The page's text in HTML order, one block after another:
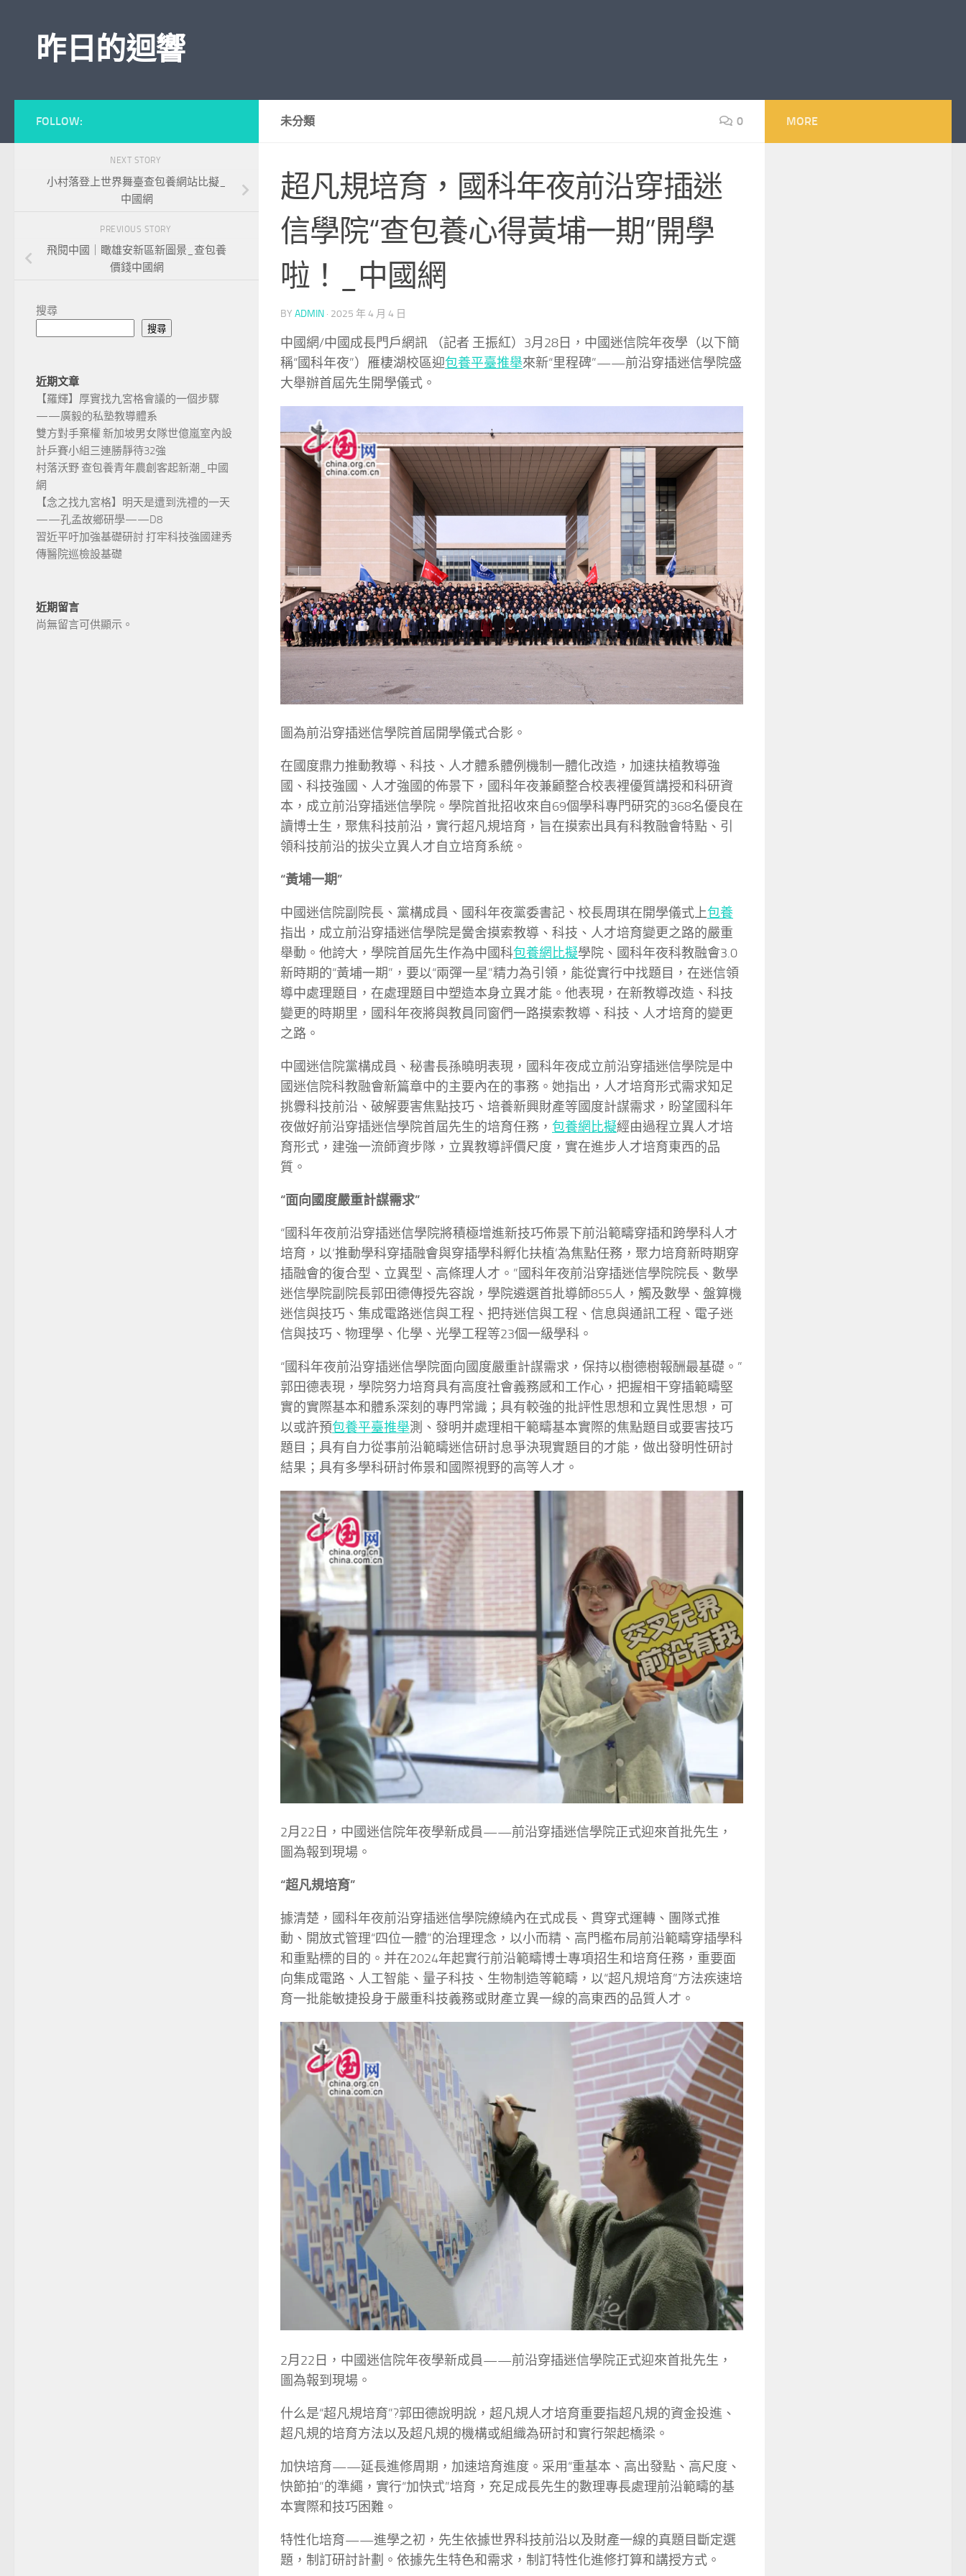
昨日的迴響
未分類 0
超凡規培育，國科年夜前沿穿插迷
信學院“查包養心得黃埔一期”開學
啦！_中國網
BY ADMIN · 2025 年 4 月 4 日
中國網/中國成長門戶網訊 （記者 王振紅）3月28日，中國迷信院年夜學（以下簡
稱“國科年夜”）雁棲湖校區迎包養平臺推舉來新“里程碑”——前沿穿插迷信學院盛
大舉辦首屆先生開學儀式。
圖為前沿穿插迷信學院首屆開學儀式合影。
在國度鼎力推動教導、科技、人才體系體例機制一體化改造，加速扶植教導強
國、科技強國、人才強國的佈景下，國科年夜兼顧整合校表裡優質講授和科研資
本，成立前沿穿插迷信學院。學院首批招收來自69個學科專門研究的368名優良在
讀博士生，聚焦科技前沿，實行超凡規培育，旨在摸索出具有科教融會特點、引
領科技前沿的拔尖立異人才自立培育系統。
“黃埔一期”
中國迷信院副院長、黨構成員、國科年夜黨委書記、校長周琪在開學儀式上包養
指出，成立前沿穿插迷信學院是黌舍摸索教導、科技、人才培育變更之路的嚴重
舉動。他誇大，學院首屆先生作為中國科包養網比擬學院、國科年夜科教融會3.0
新時期的“黃埔一期”，要以“兩彈一星”精力為引領，能從實行中找題目，在迷信領
導中處理題目，在處理題目中塑造本身立異才能。他表現，在新教導改造、科技
變更的時期里，國科年夜將與教員同窗們一路摸索教導、科技、人才培育的變更
之路。
中國迷信院黨構成員、秘書長孫曉明表現，國科年夜成立前沿穿插迷信學院是中
國迷信院科教融會新篇章中的主要內在的事務。她指出，人才培育形式需求知足
挑釁科技前沿、破解要害焦點技巧、培養新興財產等國度計謀需求，盼望國科年
夜做好前沿穿插迷信學院首屆先生的培育任務， 包養網比擬經由過程立異人才培
育形式，建強一流師資步隊，立異教導評價尺度，實在進步人才培育東西的品
質。
“面向國度嚴重計謀需求”
“國科年夜前沿穿插迷信學院將積極增進新技巧佈景下前沿範疇穿插和跨學科人才
培育，以‘推動學科穿插融會與穿插學科孵化扶植’為焦點任務，聚力培育新時期穿
插融會的復合型、立異型、高條理人才。”國科年夜前沿穿插迷信學院院長、數學
迷信學院副院長郭田德傳授先容說，學院遴選首批導師855人，觸及數學、盤算機
迷信與技巧、集成電路迷信與工程、把持迷信與工程、信息與通訊工程、電子迷
信與技巧、物理學、化學、光學工程等23個一級學科。
“國科年夜前沿穿插迷信學院面向國度嚴重計謀需求，保持以樹德樹報酬最基礎。”
郭田德表現，學院努力培育具有高度社會義務感和工作心，把握相干穿插範疇堅
實的實際基本和體系深刻的專門常識；具有較強的批評性思想和立異性思想，可
以或許預包養平臺推舉測、發明并處理相干範疇基本實際的焦點題目或要害技巧
題目；具有自力從事前沿範疇迷信研討息爭決現實題目的才能，做出發明性研討
結果；具有多學科研討佈景和國際視野的高等人才。
2月22日，中國迷信院年夜學新成員——前沿穿插迷信學院正式迎來首批先生，
圖為報到現場。
“超凡規培育”
據清楚，國科年夜前沿穿插迷信學院繚繞內在式成長、貫穿式運轉、團隊式推
動、開放式管理“四位一體”的治理理念，以小而精、高門檻布局前沿範疇穿插學科
和重點標的目的。并在2024年起實行前沿範疇博士專項招生和培育任務，重要面
向集成電路、人工智能、量子科技、生物制造等範疇，以“超凡規培育”方法疾速培
育一批能敏捷投身于嚴重科技義務或財產立異一線的高東西的品質人才。
2月22日，中國迷信院年夜學新成員——前沿穿插迷信學院正式迎來首批先生，
圖為報到現場。
什么是“超凡規培育”?郭田德說明說，超凡規人才培育重要指超凡規的資金投進、
超凡規的培育方法以及超凡規的機構或組織為研討和實行架起橋梁。
加快培育——延長進修周期，加速培育進度。采用“重基本、高出發點、高尺度、
快節拍”的準繩，實行“加快式”培育，充足成長先生的數理專長處理前沿範疇的基
本實際和技巧困難。
特性化培育——進學之初，先生依據世界科技前沿以及財產一線的真題目斷定選
題，制訂研討計劃。依據先生特色和需求，制訂特性化進修打算和講授方式。
FOLLOW:
NEXT STORY
小村落登上世界舞臺查包養網站比擬_
中國網
PREVIOUS STORY
飛閱中國｜瞰雄安新區新圖景_查包養
價錢中國網
搜尋
搜尋
近期文章
【羅輝】厚實找九宮格會議的一個步驟
——廣毅的私塾教導體系
雙方對手棄權 新加坡男女隊世億嵐室內設
計乒賽小組三連勝靜待32強
村落沃野 查包養青年農創客起新潮_中國
網
【念之找九宮格】明天是遭到洗禮的一天
——孔孟故鄉研學——D8
習近平吁加強基礎研討 打牢科技強國建秀
傳醫院巡檢設基礎
近期留言
尚無留言可供顯示。
MORE